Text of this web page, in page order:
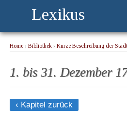
Lexikus
Home › Bibliothek › Kurze Beschreibung der
1. bis 31. Dezember
‹ Kapitel zurück